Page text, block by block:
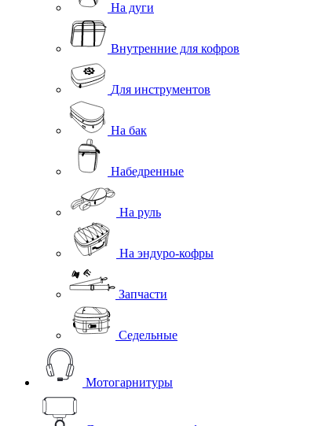
На дуги
Внутренние для кофров
Для инструментов
На бак
Набедренные
На руль
На эндуро-кофры
Запчасти
Седельные
Мотогарнитуры